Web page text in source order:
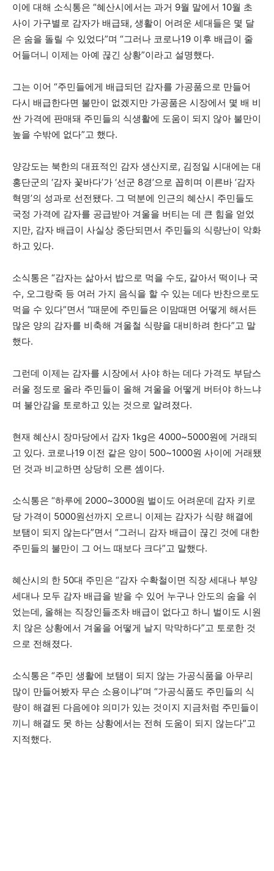
이에 대해 소식통은 “혜산시에서는 과거 9월 말에서 10월 초
사이 가구별로 감자가 배급돼, 생활이 어려운 세대들은 몇 달
은 숨을 돌릴 수 있었다”며 “그러나 코로나19 이후 배급이 줄
어들더니 이제는 아예 끊긴 상황”이라고 설명했다.
그는 이어 “주민들에게 배급되던 감자를 가공품으로 만들어
다시 배급한다면 불만이 없겠지만 가공품은 시장에서 몇 배 비
싼 가격에 판매돼 주민들의 식생활에 도움이 되지 않아 불만이
높을 수밖에 없다”고 했다.
양강도는 북한의 대표적인 감자 생산지로, 김정일 시대에는 대
홍단군의 ‘감자 꽃바다’가 ‘선군 8경’으로 꼽히며 이른바 ‘감자
혁명’의 성과로 선전됐다. 그 덕분에 인근의 혜산시 주민들도
국정 가격에 감자를 공급받아 겨울을 버티는 데 큰 힘을 얻었
지만, 감자 배급이 사실상 중단되면서 주민들의 식량난이 악화
하고 있다.
소식통은 “감자는 삶아서 밥으로 먹을 수도, 갈아서 떡이나 국
수, 오그랑죽 등 여러 가지 음식을 할 수 있는 데다 반찬으로도
먹을 수 있다”면서 “때문에 주민들은 이맘때면 어떻게 해서든
많은 양의 감자를 비축해 겨울철 식량을 대비하려 한다”고 말
했다.
그런데 이제는 감자를 시장에서 사야 하는 데다 가격도 부담스
러울 정도로 올라 주민들이 올해 겨울을 어떻게 버터야 하느냐
며 불안감을 토로하고 있는 것으로 알려졌다.
현재 혜산시 장마당에서 감자 1kg은 4000~5000원에 거래되
고 있다. 코로나19 이전 같은 양이 500~1000원 사이에 거래됐
던 것과 비교하면 상당히 오른 셈이다.
소식통은 “하루에 2000~3000원 벌이도 어려운데 감자 키로
당 가격이 5000원선까지 오르니 이제는 감자가 식량 해결에
보탬이 되지 않는다”면서 “그러니 감자 배급이 끊긴 것에 대한
주민들의 불만이 그 어느 때보다 크다”고 말했다.
혜산시의 한 50대 주민은 “감자 수확철이면 직장 세대나 부양
세대나 모두 감자 배급을 받을 수 있어 누구나 안도의 숨을 쉬
었는데, 올해는 직장인들조차 배급이 없다고 하니 벌이도 시원
치 않은 상황에서 겨울을 어떻게 날지 막막하다”고 토로한 것
으로 전해졌다.
소식통은 “주민 생활에 보탬이 되지 않는 가공식품을 아무리
많이 만들어봤자 무슨 소용이냐”며 “가공식품도 주민들의 식
량이 해결된 다음에야 의미가 있는 것이지 지금처럼 주민들이
끼니 해결도 못 하는 상황에서는 전혀 도움이 되지 않는다”고
지적했다.